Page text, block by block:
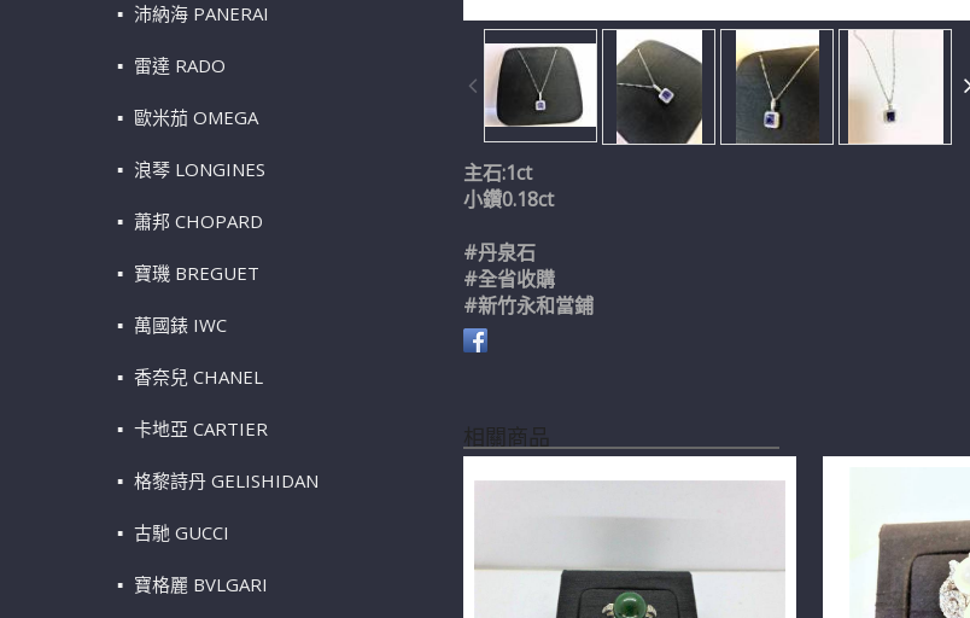
沛納海 PANERAI
雷達 RADO
歐米茄 OMEGA
浪琴 LONGINES
蕭邦 CHOPARD
寶璣 BREGUET
萬國錶 IWC
香奈兒 CHANEL
卡地亞 CARTIER
格黎詩丹 GELISHIDAN
古馳 GUCCI
寶格麗 BVLGARI
主石:1ct
小鑽0.18ct
#丹泉石
#全省收購
#新竹永和當鋪
相關商品